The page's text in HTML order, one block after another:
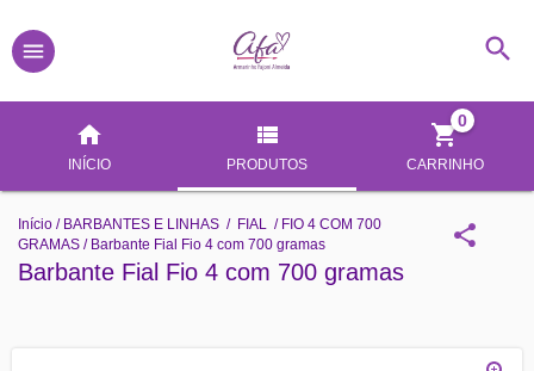
INÍCIO PRODUTOS CARRINHO
0
Início / BARBANTES E LINHAS / FIAL / FIO 4 COM 700
GRAMAS / Barbante Fial Fio 4 com 700 gramas
Barbante Fial Fio 4 com 700 gramas